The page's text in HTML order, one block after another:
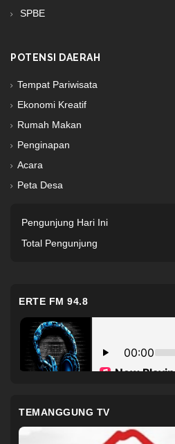
SPBE
POTENSI DAERAH
Tempat Pariwisata
Ekonomi Kreatif
Rumah Makan
Penginapan
Acara
Peta Desa
Pengunjung Hari Ini
Total Pengunjung
ERTE FM 94.8
TEMANGGUNG TV